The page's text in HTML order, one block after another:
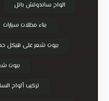
الواح ساندوتش بانل
بناء مظلات سيارات
بيوت شعر على هيكل
بيوت
تركيب ألواح